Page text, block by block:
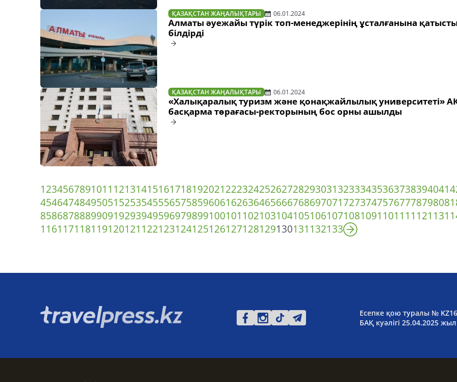
ҚАЗАҚСТАН ЖАҢАЛЫҚТАРЫ 06.01.2024
Алматы әуежайы түрік топ-менеджерінің ұсталғанына қатысты
білдірді
ҚАЗАҚСТАН ЖАҢАЛЫҚТАРЫ 06.01.2024
«Халықаралық туризм және қонақжайлылық университеті»
басқарма төрағасы-ректорының бос орны ашылды
1234567891011 121314151617181920212223242526272829303132333435363738394041
45464748495051525354555657585960616263646566676869707172737475767778798081
858687888990919293949596979899100101 102103104105106107108109110111 112113
116117118119120121 122123124125126127128129130131 132133
Есепке қою туралы №
БАҚ куәлігі 25.04.2025